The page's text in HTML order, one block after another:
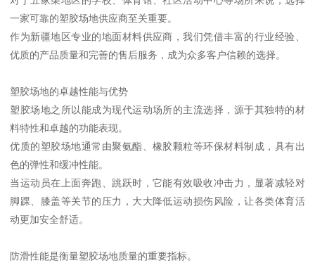
一家可靠的塑胶场地供应商至关重要。
作为新疆地区专业的地面材料供应商，我们凭借丰富的行业经验、
优质的产品质量和完善的售后服务，成为众多客户信赖的选择。
塑胶场地的卓越性能与优势
塑胶场地之所以能成为现代运动场所的主流选择，源于其独特的材
料特性和卓越的功能表现。
优质的塑胶场地通常由聚氨酯、橡胶颗粒等环保材料制成，具有出
色的弹性和缓冲性能。
当运动员在上面奔跑、跳跃时，它能有效吸收冲击力，显著减轻对
脚踝、膝盖等关节的压力，大大降低运动损伤风险，让各类体育活
动更加安全舒适。
防滑性能是衡量塑胶场地质量的重要指标。